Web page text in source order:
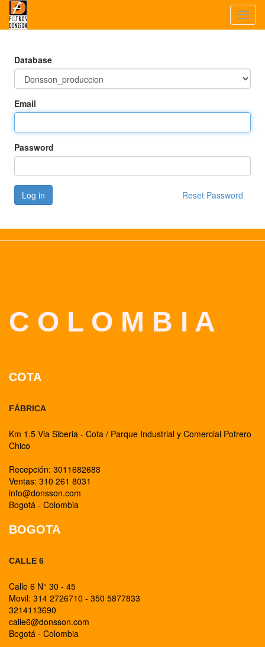
Database
Email
Password
Reset Password
Log in
C O L O M B I A
COTA
FÁBRICA
Km 1.5 Via Siberia - Cota / Parque Industrial y Comercial Potrero
Chico
Recepción: 3011682688
Ventas: 310 261 8031
info@donsson.com
Bogotá - Colombia
BOGOTA
CALLE 6
Calle 6 N° 30 - 45
Movil: 314 2726710 - 350 5877833
3214113690
calle6@donsson.com
Bogotá - Colombia